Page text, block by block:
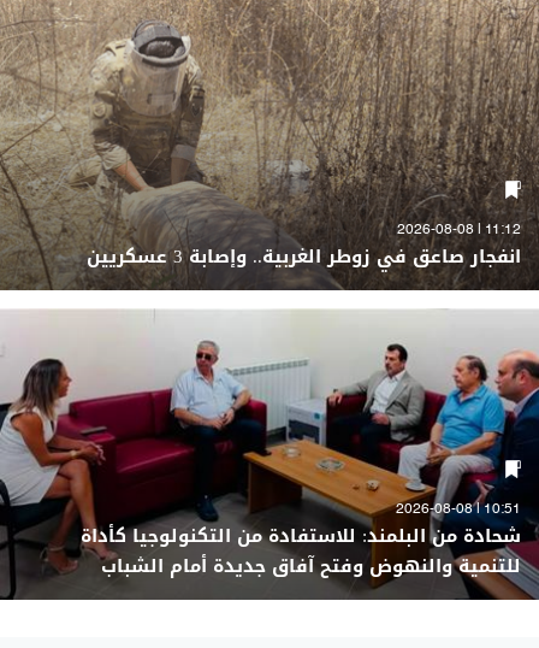
11:12 | 2026-08-08
انفجار صاعق في زوطر الغربية.. وإصابة 3 عسكريين
10:51 | 2026-08-08
شحادة من البلمند: للاستفادة من التكنولوجيا كأداة
للتنمية والنهوض وفتح آفاق جديدة أمام الشباب